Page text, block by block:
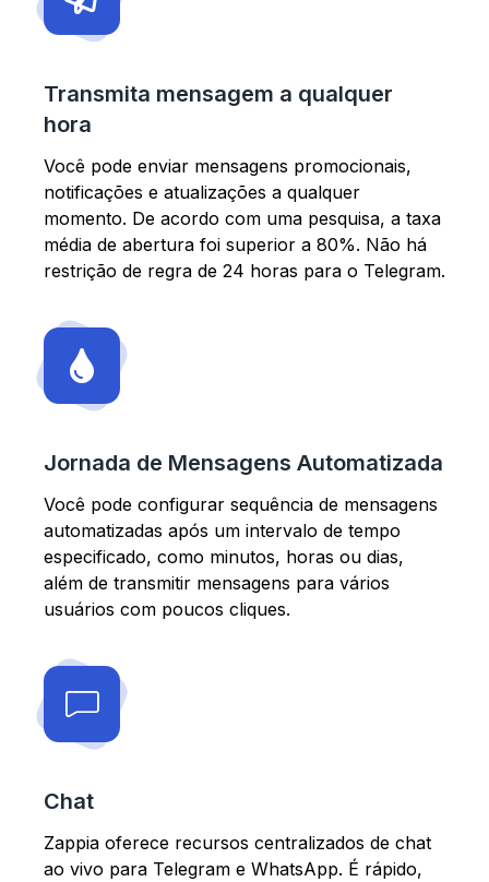
Transmita mensagem a qualquer
hora
Você pode enviar mensagens promocionais,
notificações e atualizações a qualquer
momento. De acordo com uma pesquisa, a taxa
média de abertura foi superior a 80%. Não há
restrição de regra de 24 horas para o Telegram.
Jornada de Mensagens Automatizada
Você pode configurar sequência de mensagens
automatizadas após um intervalo de tempo
especificado, como minutos, horas ou dias,
além de transmitir mensagens para vários
usuários com poucos cliques.
Chat
Zappia oferece recursos centralizados de chat
ao vivo para Telegram e WhatsApp. É rápido,